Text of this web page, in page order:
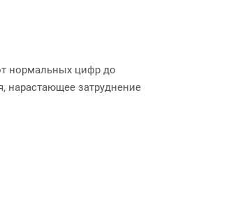
нормальных цифр до
нарастающее затруднение